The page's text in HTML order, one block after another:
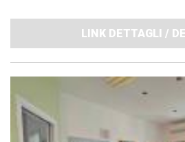
LINK DETTAGLI /